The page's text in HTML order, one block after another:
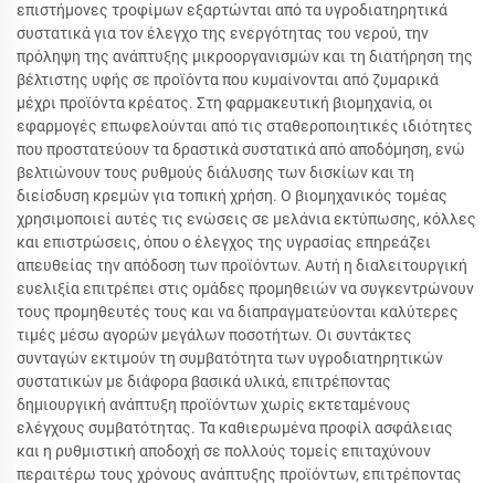
επιστήμονες τροφίμων εξαρτώνται από τα υγροδιατηρητικά
συστατικά για τον έλεγχο της ενεργότητας του νερού, την
πρόληψη της ανάπτυξης μικροοργανισμών και τη διατήρηση της
βέλτιστης υφής σε προϊόντα που κυμαίνονται από ζυμαρικά
μέχρι προϊόντα κρέατος. Στη φαρμακευτική βιομηχανία, οι
εφαρμογές επωφελούνται από τις σταθεροποιητικές ιδιότητες
που προστατεύουν τα δραστικά συστατικά από αποδόμηση, ενώ
βελτιώνουν τους ρυθμούς διάλυσης των δισκίων και τη
διείσδυση κρεμών για τοπική χρήση. Ο βιομηχανικός τομέας
χρησιμοποιεί αυτές τις ενώσεις σε μελάνια εκτύπωσης, κόλλες
και επιστρώσεις, όπου ο έλεγχος της υγρασίας επηρεάζει
απευθείας την απόδοση των προϊόντων. Αυτή η διαλειτουργική
ευελιξία επιτρέπει στις ομάδες προμηθειών να συγκεντρώνουν
τους προμηθευτές τους και να διαπραγματεύονται καλύτερες
τιμές μέσω αγορών μεγάλων ποσοτήτων. Οι συντάκτες
συνταγών εκτιμούν τη συμβατότητα των υγροδιατηρητικών
συστατικών με διάφορα βασικά υλικά, επιτρέποντας
δημιουργική ανάπτυξη προϊόντων χωρίς εκτεταμένους
ελέγχους συμβατότητας. Τα καθιερωμένα προφίλ ασφάλειας
και η ρυθμιστική αποδοχή σε πολλούς τομείς επιταχύνουν
περαιτέρω τους χρόνους ανάπτυξης προϊόντων, επιτρέποντας